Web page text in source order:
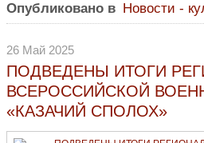
Опубликовано в Новости -
26 Май 2025
ПОДВЕДЕНЫ ИТОГИ
ВСЕРОССИЙСКОЙ
«КАЗАЧИЙ СПОЛОХ»